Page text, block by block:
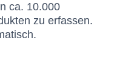
ca. 10.000
zu erfassen.